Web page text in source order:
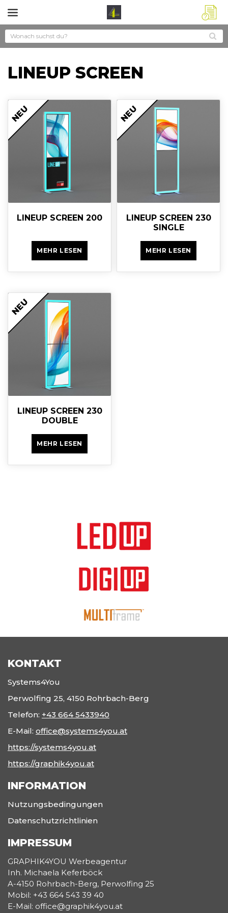
?
LINEUP SCREEN
NEU
LINEUP SCREEN 200
MEHR LESEN
NEU
LINEUP SCREEN 230
SINGLE
MEHR LESEN
NEU
LINEUP SCREEN 230
DOUBLE
MEHR LESEN
KONTAKT
Systems4You
Perwolfing 25, 4150 Rohrbach-Berg
Telefon: +43 664 5433940
E-Mail: office@systems4you.at
https://systems4you.at
https://graphik4you.at
INFORMATION
Nutzungsbedingungen
Datenschutzrichtlinien
IMPRESSUM
GRAPHIK4YOU Werbeagentur
Inh. Michaela Keferböck
A-4150 Rohrbach-Berg, Perwolfing 25
Mobil: +43 664 543 39 40
E-Mail: office@graphik4you.at